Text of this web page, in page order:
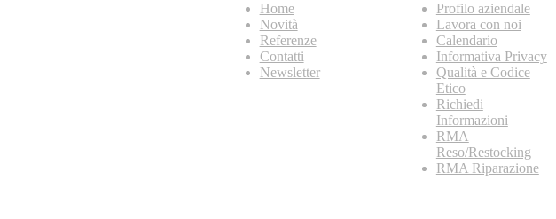
Home
Novità
Referenze
Contatti
Newsletter
Profilo aziendale
Lavora con noi
Calendario
Informativa Privacy
Qualità e Codice
Etico
Richiedi
Informazioni
RMA
Reso/Restocking
RMA Riparazione